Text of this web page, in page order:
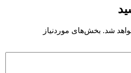
شد. بخش‌های موردنیاز